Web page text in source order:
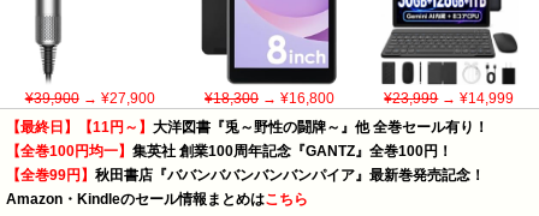
¥39,900→ ¥27,900 ¥18,300→ ¥16,800 ¥23,999→ ¥14,999
【最終日】【11円～】 大洋図書『兎～野性の闘牌～』他 全巻セール有り！
【全巻100円均一】 集英社 創業100周年記念『GANTZ』全巻100円！
【全巻99円】 秋田書店『ババンババンバンバンパイア』最新巻発売記念！
Amazon・Kindleのセール情報まとめはこちら